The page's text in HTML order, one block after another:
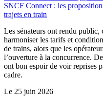
SNCF Connect : les
trajets en train
Les sénateurs ont rendu
harmoniser les tarifs et
de trains, alors que les
l’ouverture à la concurrence.
ont bon espoir de voir reprises
cadre.
Le 25 juin 2026